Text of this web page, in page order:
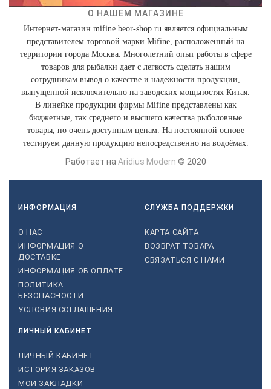
О НАШЕМ МАГАЗИНЕ
Интернет-магазин mifine.beor-shop.ru является официальным
представителем торговой марки Mifine, расположенный на
территории города Москва. Многолетний опыт работы в сфере
товаров для рыбалки дает с легкость сделать нашим
сотрудникам вывод о качестве и надежности продукции,
выпущенной исключительно на заводских мощьностях Китая.
В линейке продукции фирмы Mifine представлены как
бюджетные, так среднего и высшего качества рыболовные
товары, по очень доступным ценам. На постоянной основе
тестируем данную продукцию непосредственно на водоёмах.
Работает на Aridius Modern © 2020
ИНФОРМАЦИЯ
О НАС
ИНФОРМАЦИЯ О
ДОСТАВКЕ
ИНФОРМАЦИЯ ОБ ОПЛАТЕ
ПОЛИТИКА
БЕЗОПАСНОСТИ
УСЛОВИЯ СОГЛАШЕНИЯ
СЛУЖБА ПОДДЕРЖКИ
КАРТА САЙТА
ВОЗВРАТ ТОВАРА
СВЯЗАТЬСЯ С НАМИ
ЛИЧНЫЙ КАБИНЕТ
ЛИЧНЫЙ КАБИНЕТ
ИСТОРИЯ ЗАКАЗОВ
МОИ ЗАКЛАДКИ